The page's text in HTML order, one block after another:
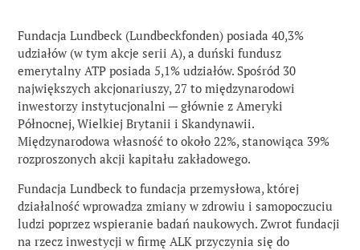
Fundacja Lundbeck (Lundbeckfonden) posiada 40,3%
udziałów (w tym akcje serii A), a duński fundusz
emerytalny ATP posiada 5,1% udziałów. Spośród 30
największych akcjonariuszy, 27 to międzynarodowi
inwestorzy instytucjonalni — głównie z Ameryki
Północnej, Wielkiej Brytanii i Skandynawii.
Międzynarodowa własność to około 22%, stanowiąca 39%
rozproszonych akcji kapitału zakładowego.
Fundacja Lundbeck to fundacja przemysłowa, której
działalność wprowadza zmiany w zdrowiu i samopoczuciu
ludzi poprzez wspieranie badań naukowych. Zwrot fundacji
na rzecz inwestycji w firmę ALK przyczynia się do